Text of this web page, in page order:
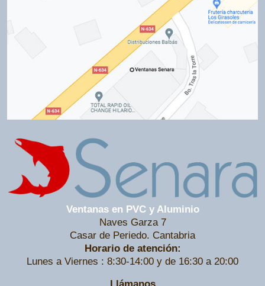
Ventanas en PVC y Aluminio
Naves Garza 7
Casar de Periedo. Cantabria
Horario de atención:
Lunes a Viernes : 8:30-14:00 y de 16:30 a 20:00